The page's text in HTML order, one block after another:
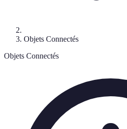
Objets Connectés
Objets Connectés